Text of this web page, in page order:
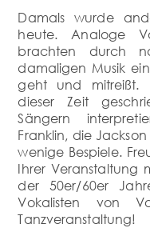
Damals wurde
heute. Analoge
brachten durch
damaligen Musik
geht und mitreißt.
dieser Zeit
Sängern
Franklin, die
wenige Bespiele.
Ihrer Veranstaltung
der 50er/60er
Vokalisten von
Tanzveranstaltung!